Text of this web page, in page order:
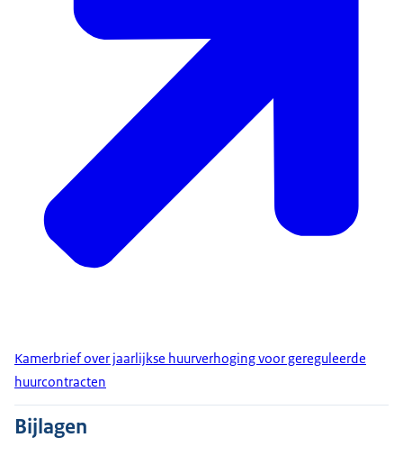
Kamerbrief over jaarlijkse huurverhoging voor gereguleerde
huurcontracten
Bijlagen